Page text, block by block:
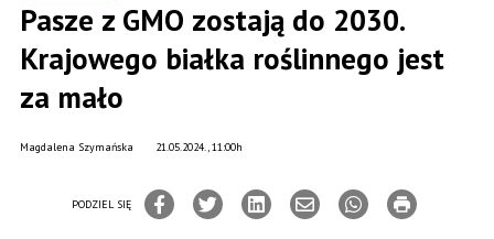
Pasze z GMO zostają do 2030.
Krajowego białka roślinnego jest
za mało
21.05.2024., 11:00h
Magdalena Szymańska
PODZIEL SIĘ